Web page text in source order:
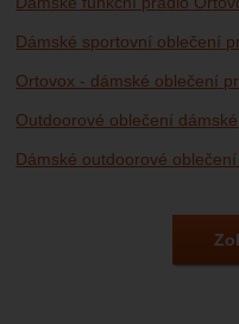
Dámské sportovní oblečení
Ortovox - dámské oblečení
Outdoorové oblečení dámské
Dámské outdoorové